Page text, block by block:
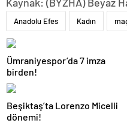
Anadolu Efes Kadın
Ümraniyespor’da 7 imza
birden!
Beşiktaş’ta Lorenzo Micelli
dönemi!